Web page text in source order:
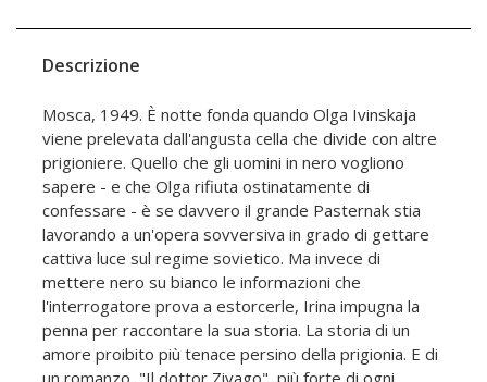
Descrizione
Mosca, 1949. È notte fonda quando Olga Ivinskaja
viene prelevata dall'angusta cella che divide con altre
prigioniere. Quello che gli uomini in nero vogliono
sapere - e che Olga rifiuta ostinatamente di
confessare - è se davvero il grande Pasternak stia
lavorando a un'opera sovversiva in grado di gettare
cattiva luce sul regime sovietico. Ma invece di
mettere nero su bianco le informazioni che
l'interrogatore prova a estorcerle, Irina impugna la
penna per raccontare la sua storia. La storia di un
amore proibito più tenace persino della prigionia. E di
un romanzo, "Il dottor Zivago", più forte di ogni